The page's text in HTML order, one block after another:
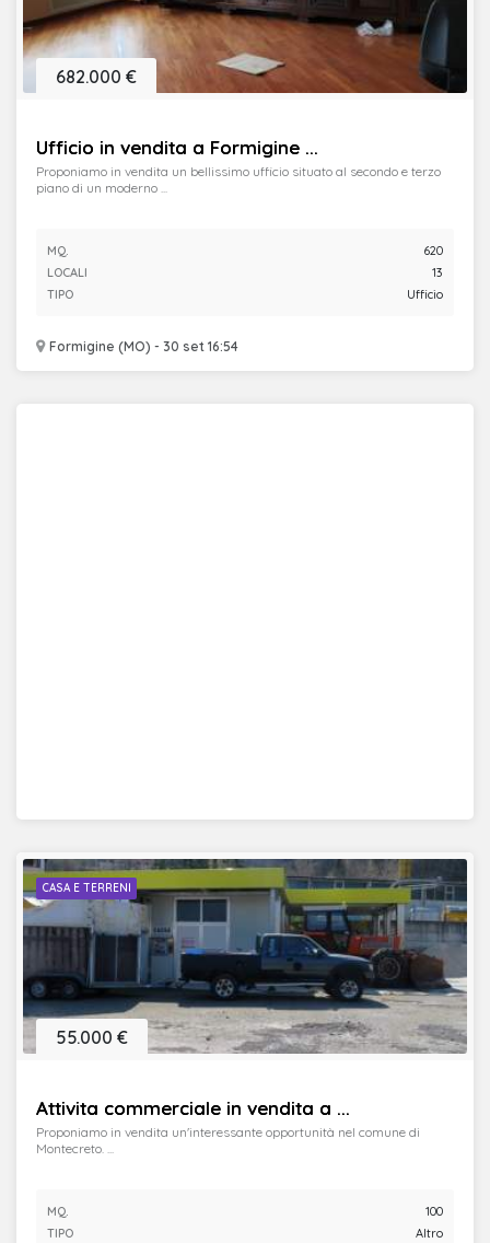
Ufficio in vendita a Formigine ...
Formigine (MO) - 30 set 16:54
682.000 €
Proponiamo in vendita un bellissimo ufficio situato al secondo e terzo
piano di un moderno ...
MQ.
620
LOCALI
13
TIPO
Ufficio
CASA E TERRENI
Attivita commerciale in vendita a ...
55.000 €
Proponiamo in vendita un'interessante opportunità nel comune di
Montecreto. ...
MQ.
100
TIPO
Altro